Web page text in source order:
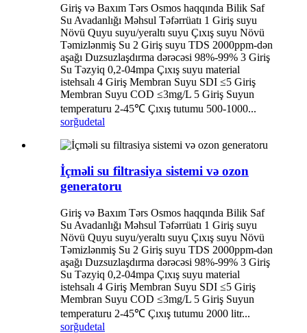
Giriş və Baxım Tərs Osmos haqqında Bilik Saf
Su Avadanlığı Məhsul Təfərrüatı 1 Giriş suyu
Növü Quyu suyu/yeraltı suyu Çıxış suyu Növü
Təmizlənmiş Su 2 Giriş suyu TDS 2000ppm-dən
aşağı Duzsuzlaşdırma dərəcəsi 98%-99% 3 Giriş
Su Təzyiq 0,2-04mpa Çıxış suyu material
istehsalı 4 Giriş Membran Suyu SDI ≤5 Giriş
Membran Suyu COD ≤3mg/L 5 Giriş Suyun
temperaturu 2-45℃ Çıxış tutumu 500-1000...
sorğudetal
İçməli su filtrasiya sistemi və ozon
generatoru
Giriş və Baxım Tərs Osmos haqqında Bilik Saf
Su Avadanlığı Məhsul Təfərrüatı 1 Giriş suyu
Növü Quyu suyu/yeraltı suyu Çıxış suyu Növü
Təmizlənmiş Su 2 Giriş suyu TDS 2000ppm-dən
aşağı Duzsuzlaşdırma dərəcəsi 98%-99% 3 Giriş
Su Təzyiq 0,2-04mpa Çıxış suyu material
istehsalı 4 Giriş Membran Suyu SDI ≤5 Giriş
Membran Suyu COD ≤3mg/L 5 Giriş Suyun
temperaturu 2-45℃ Çıxış tutumu 2000 litr...
sorğudetal